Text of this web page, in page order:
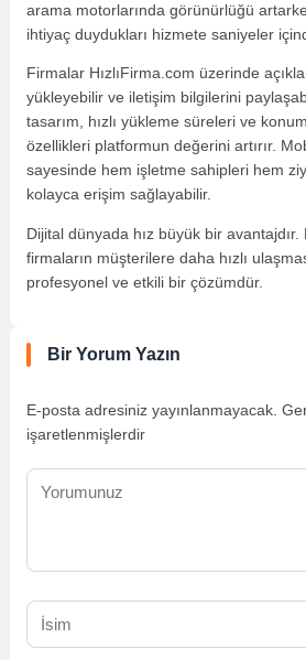
arama motorlarında görünürlüğü
ihtiyaç duydukları hizmete saniyeler
Firmalar HızlıFirma.com üzerinde
yükleyebilir ve iletişim bilgilerini
tasarım, hızlı yükleme süreleri ve
özellikleri platformun değerini artırır.
sayesinde hem işletme sahipleri hem
kolayca erişim sağlayabilir.
Dijital dünyada hız büyük bir avantajdır.
firmaların müşterilere daha hızlı
profesyonel ve etkili bir çözümdür.
Bir Yorum Yazın
E-posta adresiniz yayınlanmayacak.
işaretlenmişlerdir